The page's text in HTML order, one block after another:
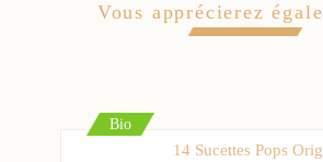
Vous apprécierez
Bio
14 Sucettes Pops